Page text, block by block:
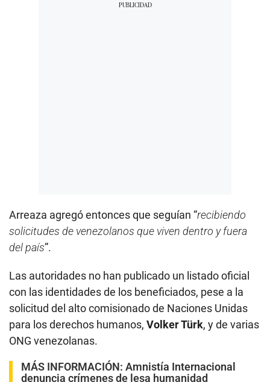
Arreaza agregó entonces que seguían “recibiendo
solicitudes de venezolanos que viven dentro y fuera
del país”.
Las autoridades no han publicado un listado oficial
con las identidades de los beneficiados, pese a la
solicitud del alto comisionado de Naciones Unidas
para los derechos humanos, Volker Türk, y de varias
ONG venezolanas.
MÁS INFORMACIÓN: Amnistía Internacional
denuncia crímenes de lesa humanidad